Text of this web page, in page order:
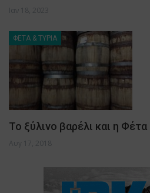
Ιαν 18, 2023
ΦΕΤΑ & ΤΥΡΙΑ
Το ξύλινο βαρέλι και η Φέτα
Αυγ 17, 2018